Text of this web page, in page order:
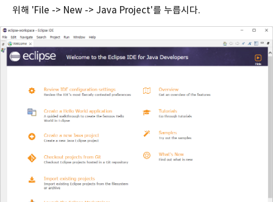
위해 'File -> New -> Java Project'를 누릅시다.